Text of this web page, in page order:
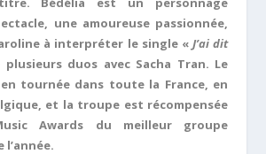
une amoureuse passionnée,
à interpréter le single «J’ai dit
duos avec Sacha Tran. Le
tournée dans toute la France, en
et la troupe est récompensée
Awards du meilleur groupe